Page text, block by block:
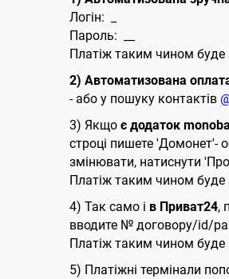
Логін: _
Пароль: __
Платіж таким чином буде
2) Автоматизована
- або у пошуку контактів
3) Якщо є додаток
строці пишете 'Домонет'-
змінювати, натиснути
Платіж таким чином буде
4) Так само і в Приват24,
вводите № договору/id/
Платіж таким чином буде
5) Платіжні термінали